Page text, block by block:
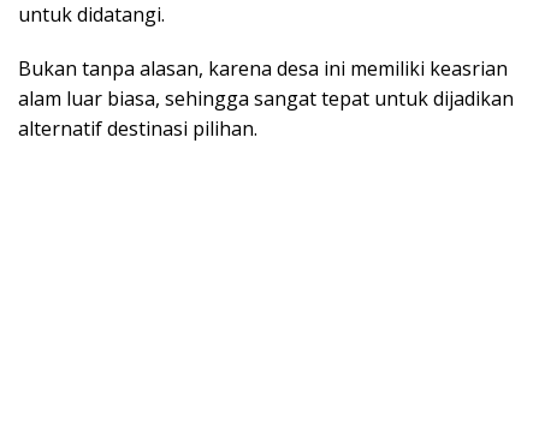
untuk didatangi.
Bukan tanpa alasan, karena desa ini memiliki keasrian
alam luar biasa, sehingga sangat tepat untuk dijadikan
alternatif destinasi pilihan.